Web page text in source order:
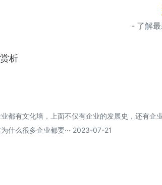
- 了解
析
都有文化墙，上面不仅有企业的发展史，还有企
什么很多企业都要··· 2023-07-21